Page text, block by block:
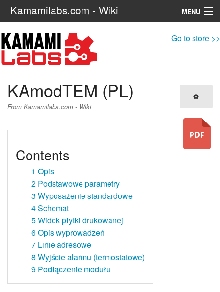
Kamamilabs.com - Wiki MENU
Navigation
Search
Go to store >>
KAmodTEM (PL)
From Kamamilabs.com - Wiki
Contents
1 Opis
2 Podstawowe parametry
3 Wyposażenie standardowe
4Schemat
5Widok płytki drukowanej
6Opis wyprowadzeń
7 Linie adresowe
8 Wyjście alarmu (termostatowe)
9 Podłączenie modułu